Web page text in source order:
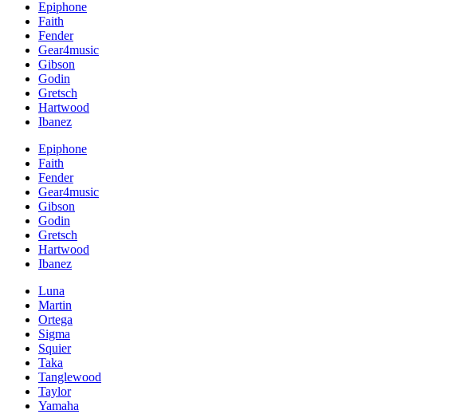
Epiphone
Faith
Fender
Gear4music
Gibson
Godin
Gretsch
Hartwood
Ibanez
Epiphone
Faith
Fender
Gear4music
Gibson
Godin
Gretsch
Hartwood
Ibanez
Luna
Martin
Ortega
Sigma
Squier
Taka
Tanglewood
Taylor
Yamaha